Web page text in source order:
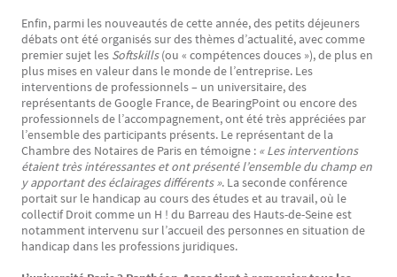
Enfin, parmi les nouveautés de cette année, des petits déjeuners
débats ont été organisés sur des thèmes d’actualité, avec comme
premier sujet les Softskills(ou « compétences douces »), de plus en
plus mises en valeur dans le monde de l’entreprise. Les
interventions de professionnels – un universitaire, des
représentants de Google France, de BearingPoint ou encore des
professionnels de l’accompagnement, ont été très appréciées par
l’ensemble des participants présents. Le représentant de la
Chambre des Notaires de Paris en témoigne : « Les interventions
étaient très intéressantes et ont présenté l’ensemble du champ en
y apportant des éclairages différents ». La seconde conférence
portait sur le handicap au cours des études et au travail, où le
collectif Droit comme un H ! du Barreau des Hauts-de-Seine‏ est
notamment intervenu sur l’accueil des personnes en situation de
handicap dans les professions juridiques.